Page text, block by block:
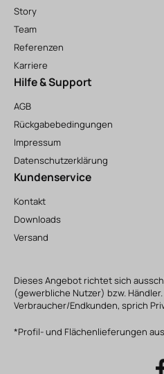
Story
Team
Referenzen
Karriere
Hilfe & Support
AGB
Rückgabebedingungen
Impressum
Datenschutzerklärung
Kundenservice
Kontakt
Downloads
Versand
Dieses Angebot richtet sich
(gewerbliche Nutzer) bzw. Händler.
Verbraucher/Endkunden, sprich
*Profil- und Flächenlieferungen